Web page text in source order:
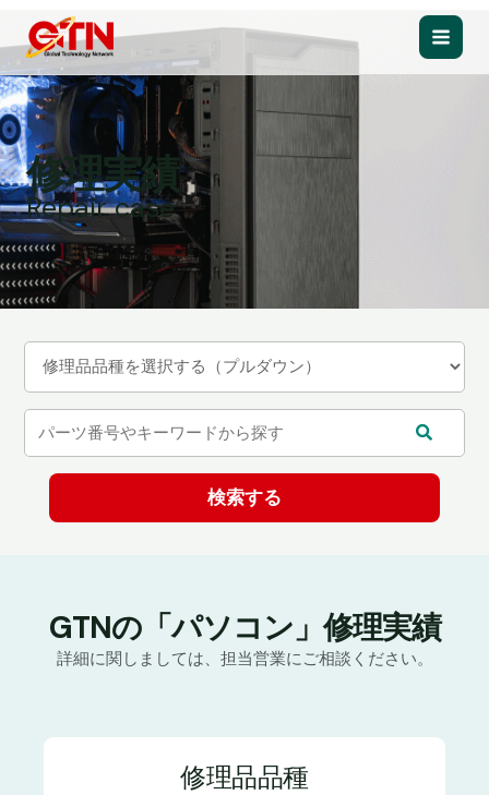
を
ス
キ
ッ
プ
Main
修理実績
Repair case
GTNの「パソコン」修理実績
詳細に関しましては、担当営業にご相談ください。
修理品品種